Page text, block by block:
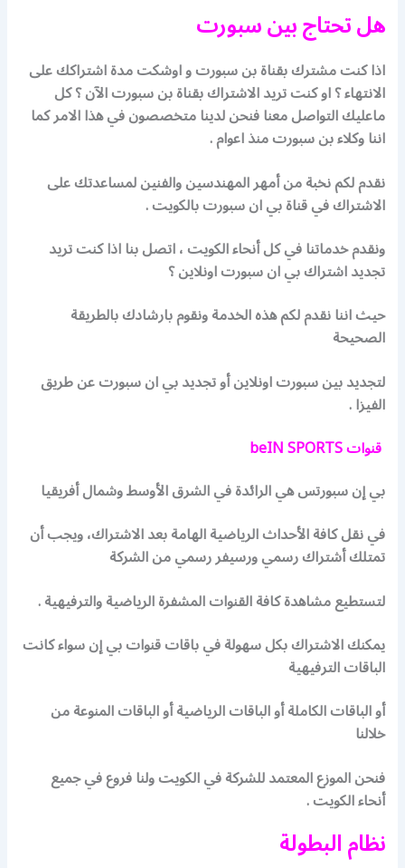
هل تحتاج بين سبورت
اذا كنت مشترك بقناة بن سبورت و اوشكت مدة اشتراكك على
الانتهاء ؟ او كنت تريد الاشتراك بقناة بن سبورت الآن ؟ كل
ماعليك التواصل معنا فنحن لدينا متخصصون في هذا الامر كما
اننا وكلاء بن سبورت منذ اعوام .
نقدم لكم نخبة من أمهر المهندسين والفنين لمساعدتك على
الاشتراك في قناة بي ان سبورت بالكويت .
ونقدم خدماتنا في كل أنحاء الكويت ، اتصل بنا اذا كنت تريد
تجديد اشتراك بي ان سبورت اونلاين ؟
حيث اننا نقدم لكم هذه الخدمة ونقوم بارشادك بالطريقة
الصحيحة
لتجديد بين سبورت اونلاين أو تجديد بي ان سبورت عن طريق
الفيزا .
قنوات beIN SPORTS
بي إن سبورتس هي الرائدة في الشرق الأوسط وشمال أفريقيا
في نقل كافة الأحداث الرياضية الهامة بعد الاشتراك، ويجب أن
تمتلك أشتراك رسمي ورسيفر رسمي من الشركة
لتستطيع مشاهدة كافة القنوات المشفرة الرياضية والترفيهية .
يمكنك الاشتراك بكل سهولة في باقات قنوات بي إن سواء كانت
الباقات الترفيهية
أو الباقات الكاملة أو الباقات الرياضية أو الباقات المنوعة من
خلالنا
فنحن الموزع المعتمد للشركة في الكويت ولنا فروع في جميع
أنحاء الكويت .
نظام البطولة